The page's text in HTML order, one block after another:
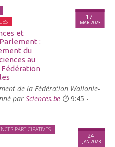
et
:
du
au
17
MAR 2023
de la Fédération Wallonie-
par Sciences.be
9:45 -
PARTICIPATIVES
24
JAN 2023